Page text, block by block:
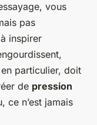
vous
pas
inspirer
en particulier, doit
de pression
ce n’est jamais